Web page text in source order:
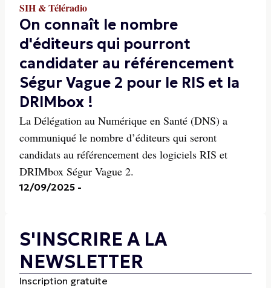
SIH & Téléradio
On connaît le nombre
d'éditeurs qui pourront
candidater au référencement
Ségur Vague 2 pour le RIS et la
DRIMbox !
La Délégation au Numérique en Santé (DNS) a
communiqué le nombre d’éditeurs qui seront
candidats au référencement des logiciels RIS et
DRIMbox Ségur Vague 2.
12/09/2025 -
S'INSCRIRE A LA
NEWSLETTER
Inscription gratuite